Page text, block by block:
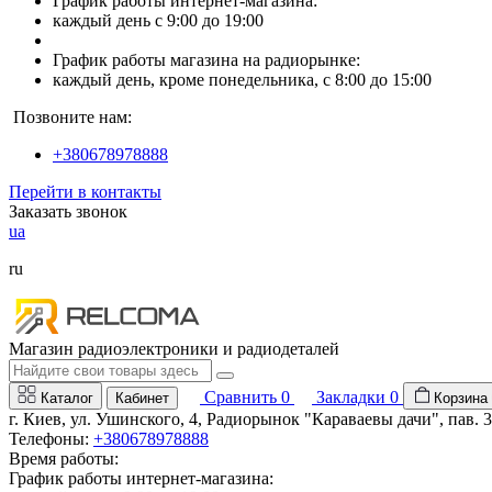
каждый день с 9:00 до 19:00
График работы магазина на радиорынке:
каждый день, кроме понедельника, с 8:00 до 15:00
Позвоните нам:
+380678978888
Перейти в контакты
Заказать звонок
ua
ru
Магазин радиоэлектроники и радиодеталей
Каталог Кабинет Сравнить 0 Закладки 0 Корзина
г. Киев, ул. Ушинского, 4, Радиорынок "Караваевы дачи", пав.
Телефоны: +380678978888
Время работы:
График работы интернет-магазина: